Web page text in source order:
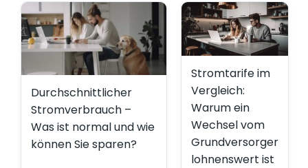
Durchschnittlicher
Stromverbrauch –
Was ist normal und wie
können Sie sparen?
Stromtarife im
Vergleich:
Warum ein
Wechsel vom
Grundversorger
lohnenswert ist